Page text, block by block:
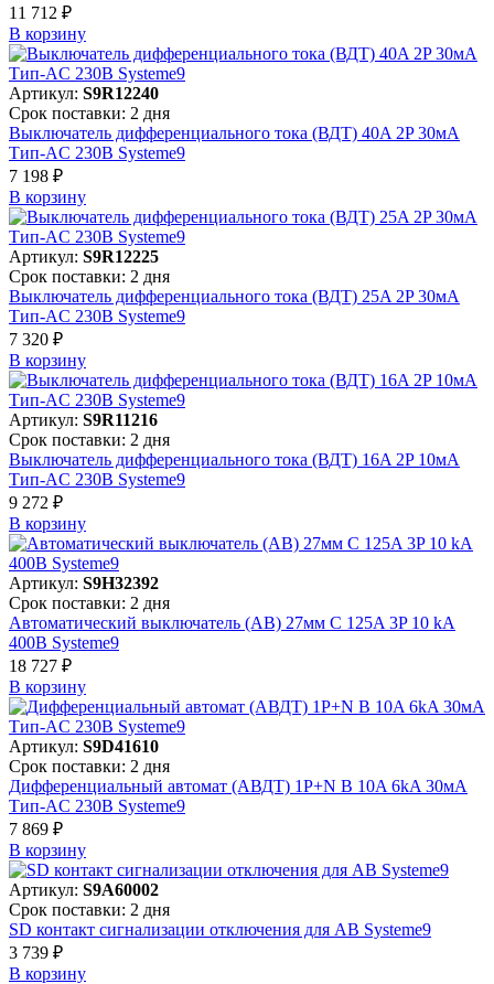
11 712 ₽
В корзинy
Артикул: S9R12240
Срок поставки: 2 дня
Выключатель дифференциального тока (ВДТ) 40A 2P 30мА
Тип-AC 230В Systeme9
7 198 ₽
В корзинy
Артикул: S9R12225
Срок поставки: 2 дня
Выключатель дифференциального тока (ВДТ) 25A 2P 30мА
Тип-AC 230В Systeme9
7 320 ₽
В корзинy
Артикул: S9R11216
Срок поставки: 2 дня
Выключатель дифференциального тока (ВДТ) 16A 2P 10мА
Тип-AC 230В Systeme9
9 272 ₽
В корзинy
Артикул: S9H32392
Срок поставки: 2 дня
Автоматический выключатель (АВ) 27мм C 125A 3P 10 kA
400В Systeme9
18 727 ₽
В корзинy
Артикул: S9D41610
Срок поставки: 2 дня
Дифференциальный автомат (АВДТ) 1P+N B 10A 6kA 30мА
Тип-AC 230В Systeme9
7 869 ₽
В корзинy
Артикул: S9A60002
Срок поставки: 2 дня
SD контакт сигнализации отключения для АВ Systeme9
3 739 ₽
В корзинy